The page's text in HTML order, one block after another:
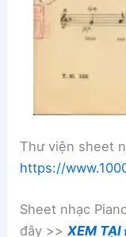
Thư viện sheet
https://
Sheet nhạc
đây >>XEM TẠI